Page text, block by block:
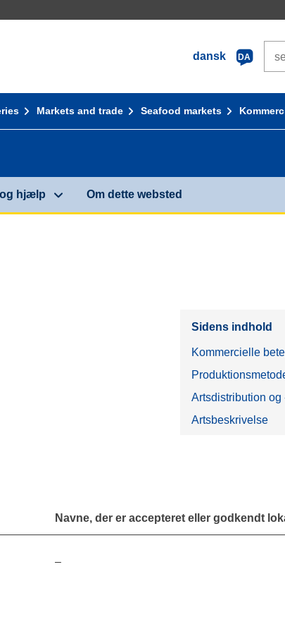
dansk
DA
Markets and trade Seafood markets
hjælp Om dette websted
Sidens indhold
Kommercielle
Artsdistribution og
Artsbeskrivelse
Navne, der er accepteret eller godkendt
–